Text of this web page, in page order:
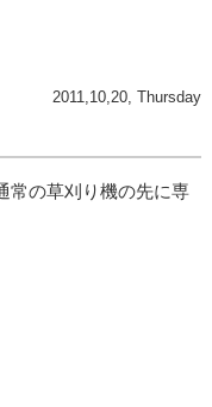
2011,10,20, Thursday
常の草刈り機の先に専